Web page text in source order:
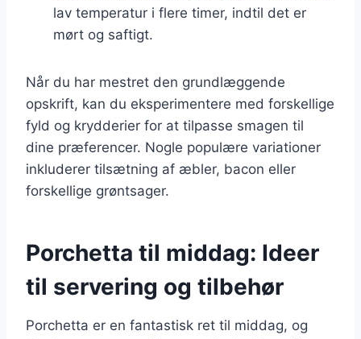
lav temperatur i flere timer, indtil det er
mørt og saftigt.
Når du har mestret den grundlæggende
opskrift, kan du eksperimentere med forskellige
fyld og krydderier for at tilpasse smagen til
dine præferencer. Nogle populære variationer
inkluderer tilsætning af æbler, bacon eller
forskellige grøntsager.
Porchetta til middag: Ideer
til servering og tilbehør
Porchetta er en fantastisk ret til middag, og